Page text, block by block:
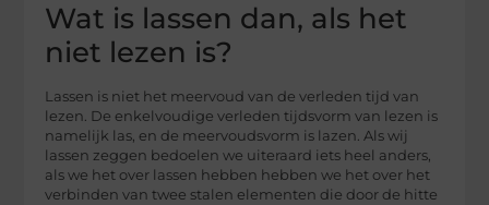
Wat is lassen dan, als het
niet lezen is?
Lassen is niet het meervoud van de verleden tijd van
lezen. De enkelvoudige verleden tijdsvorm van lezen is
namelijk las, en de meervoudsvorm is lazen. Als wij
lassen zeggen bedoelen we uiteraard iets heel anders,
als we het over lassen hebben hebben we het over het
verbinden van twee stalen elementen die door de hitte